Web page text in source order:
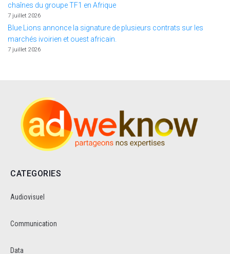
chaînes du groupe TF1 en Afrique
7 juillet 2026
Blue Lions annonce la signature de plusieurs contrats sur les
marchés ivoirien et ouest africain.
7 juillet 2026
CATEGORIES
Audiovisuel
Communication
Data